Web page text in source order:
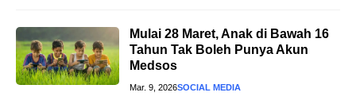
Mulai 28 Maret, Anak di Bawah 16
Tahun Tak Boleh Punya Akun
Medsos
Mar. 9, 2026SOCIAL MEDIA